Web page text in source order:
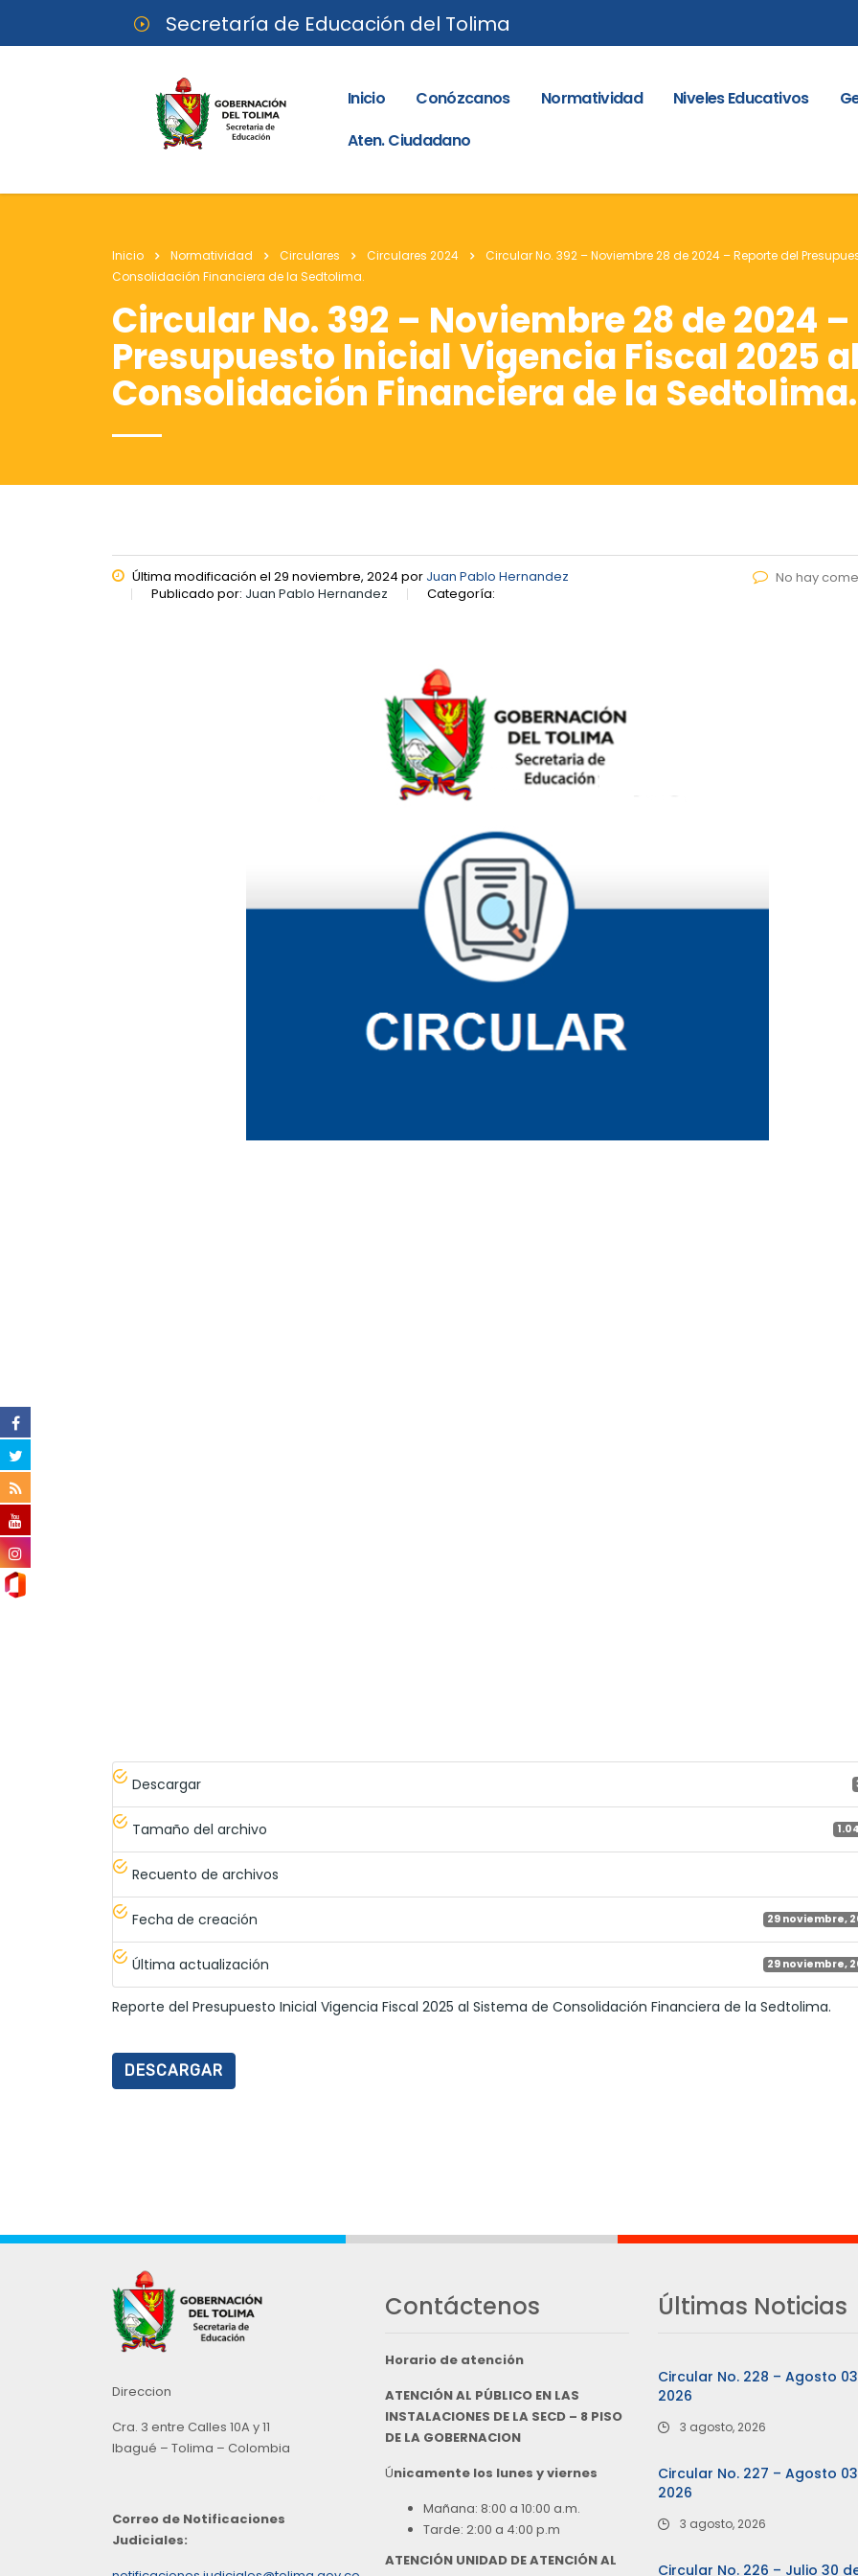
Secretaría de Educación del Tolima
Inicio Conózcanos Normatividad Niveles Educativos
Aten. Ciudadano
Inicio Normatividad Circulares Circulares 2024
Circular No. 392 – Noviembre 28 de 2024 – Reporte del
Consolidación Financiera de la Sedtolima.
Circular No. 392 – Noviembre 28 de 2024
Presupuesto Inicial Vigencia Fiscal 2025
Consolidación Financiera de la Sedtolima.
Última modificación el 29 noviembre, 2024 por Juan Pablo Hernandez
Publicado por: Juan Pablo Hernandez Categoría:
No hay
Descargar
Tamaño del archivo
Recuento de archivos
Fecha de creación 29 noviembre,
Última actualización 29 noviembre,
Reporte del Presupuesto Inicial Vigencia Fiscal 2025 al Sistema de Consolidación Financiera de la Sedtolima.
DESCARGAR
Direccion
Cra. 3 entre Calles 10A y 11
Ibagué – Tolima – Colombia
Correo de Notificaciones
Judiciales:
Contáctenos
Horario de atención
ATENCIÓN AL PÚBLICO EN LAS
INSTALACIONES DE LA SECD – 8 PISO
DE LA GOBERNACION
Únicamente los lunes y viernes
Mañana: 8:00 a 10:00 a.m.
Tarde: 2:00 a 4:00 p.m
ATENCIÓN UNIDAD DE ATENCIÓN AL
Últimas Noticias
Circular No. 228 – Agosto
2026
3 agosto, 2026
Circular No. 227 – Agosto
2026
3 agosto, 2026
Circular No. 226 – Julio 30